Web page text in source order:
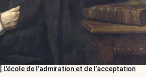
L’école de l’admiration et de l’acceptation